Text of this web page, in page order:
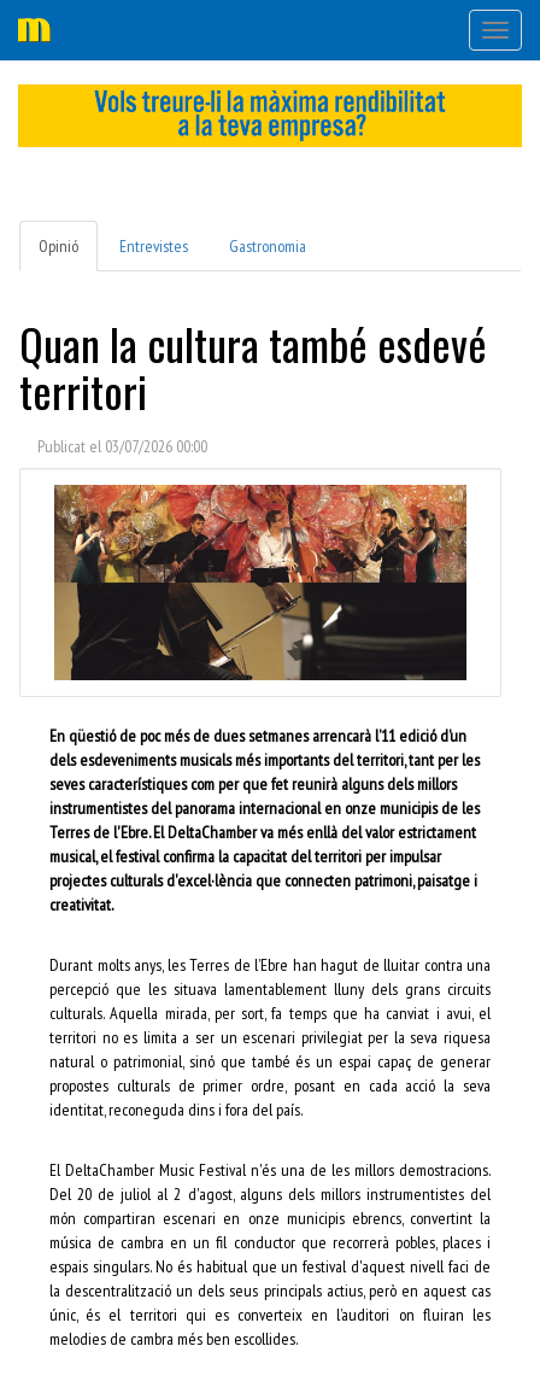
Opinió Entrevistes Gastronomia
Quan la cultura també esdevé
territori
Publicat el 03/07/2026 00:00
En qüestió de poc més de dues setmanes arrencarà l’11 edició d’un
dels esdeveniments musicals més importants del territori, tant per les
seves característiques com per que fet reunirà alguns dels millors
instrumentistes del panorama internacional en onze municipis de les
Terres de l'Ebre. El DeltaChamber va més enllà del valor estrictament
musical, el festival confirma la capacitat del territori per impulsar
projectes culturals d'excel·lència que connecten patrimoni, paisatge i
creativitat.
Durant molts anys, les Terres de l’Ebre han hagut de lluitar contra una
percepció que les situava lamentablement lluny dels grans circuits
culturals. Aquella mirada, per sort, fa temps que ha canviat i avui, el
territori no es limita a ser un escenari privilegiat per la seva riquesa
natural o patrimonial, sinó que també és un espai capaç de generar
propostes culturals de primer ordre, posant en cada acció la seva
identitat, reconeguda dins i fora del país.
El DeltaChamber Music Festival n'és una de les millors demostracions.
Del 20 de juliol al 2 d'agost, alguns dels millors instrumentistes del
món compartiran escenari en onze municipis ebrencs, convertint la
música de cambra en un fil conductor que recorrerà pobles, places i
espais singulars. No és habitual que un festival d'aquest nivell faci de
la descentralització un dels seus principals actius, però en aquest cas
únic, és el territori qui es converteix en l’auditori on fluiran les
melodies de cambra més ben escollides.